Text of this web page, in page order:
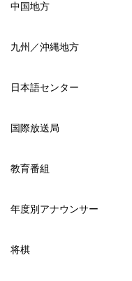
中国地方
九州／沖縄地方
日本語センター
国際放送局
教育番組
年度別アナウンサー
将棋